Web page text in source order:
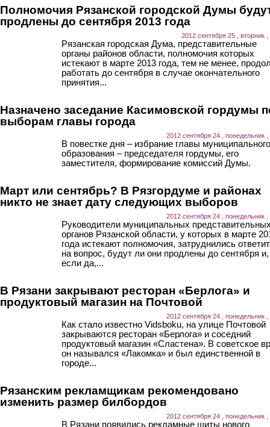
Полномочия Рязанской городской Думы
продлены до сентября 2013 года
2012 сентября 25 , вторник ,
Рязанская городская Дума, представительные
органы районов области, полномочия которых
истекают в марте 2013 года, тем не менее,
работать до сентября в случае окончательного
принятия...
Назначено заседание Касимовской гордумы
выборам главы города
2012 сентября 24 , понедельник ,
В повестке дня – избрание главы муниципального
образования – председателя гордумы, его
заместителя, формирование комиссий Думы.
Март или сентябрь? В Рязгордуме и районах
никто не знает дату следующих выборов
2012 сентября 24 , понедельник ,
Руководители муниципальных
органов Рязанской области, у которых в марте
года истекают полномочия, затруднились
на вопрос, будут ли они продлены до сентября и,
если да,...
В Рязани закрывают ресторан «Берлога» и
продуктовый магазин на Почтовой
2012 сентября 24 , понедельник ,
Как стало известно Vidsboku, на улице Почтовой
закрываются ресторан «Берлога» и соседний
продуктовый магазин «Сластена». В советское
он назывался «Лакомка» и был единственной в
городе...
Рязанским рекламщикам рекомендовано
изменить размер билбордов
2012 сентября 24 , понедельник ,
В Рязани появились рекламные щиты нового